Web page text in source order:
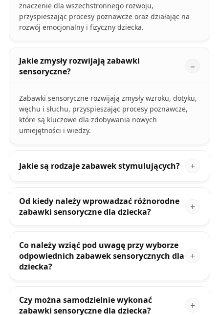
znaczenie dla wszechstronnego rozwoju,
przyspieszając procesy poznawcze oraz działając na
rozwój emocjonalny i fizyczny dziecka.
Jakie zmysły rozwijają zabawki
sensoryczne?
Zabawki sensoryczne rozwijają zmysły wzroku, dotyku,
węchu i słuchu, przyspieszając procesy poznawcze,
które są kluczowe dla zdobywania nowych
umiejętności i wiedzy.
Jakie są rodzaje zabawek stymulujących?
Od kiedy należy wprowadzać różnorodne
zabawki sensoryczne dla dziecka?
Co należy wziąć pod uwagę przy wyborze
odpowiednich zabawek sensorycznych dla
dziecka?
Czy można samodzielnie wykonać
zabawki sensoryczne dla dziecka?